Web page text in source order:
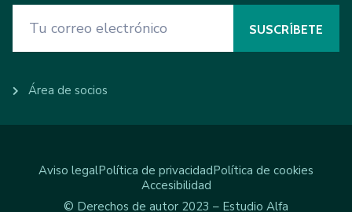
Área de socios
Aviso legalPolítica de privacidadPolítica de cookies
Accesibilidad
© Derechos de autor 2023 – Estudio Alfa